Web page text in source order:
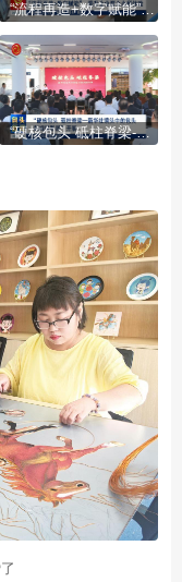
“流程再造+数字赋能” 提升企业群众办税体验
“硬核包头 砥柱脊梁-新华社镜头中的包头新闻摄影展”开展